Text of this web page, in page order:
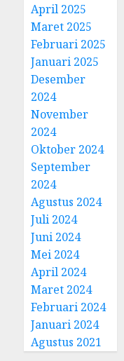
April 2025
Maret 2025
Februari 2025
Januari 2025
Desember
2024
November
2024
Oktober 2024
September
2024
Agustus 2024
Juli 2024
Juni 2024
Mei 2024
April 2024
Maret 2024
Februari 2024
Januari 2024
Agustus 2021